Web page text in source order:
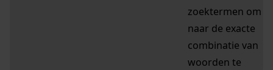
zoektermen om
naar de exacte
combinatie van
woorden te